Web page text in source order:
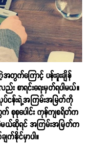
က်ကြောင့် ပန်းခူးချိန်
း စာရင်းရေးမှတ်ရပါမယ်။
လုပ်ငန်းရဲ့အကြမ်းအမြတ်ကို
စုစုပေါင်း ကုန်ကျစရိတ်က
ရှိခဲ့မယ်ဆိုရင် အကြမ်းအမြတ်က
နိုင်မှာပါ။